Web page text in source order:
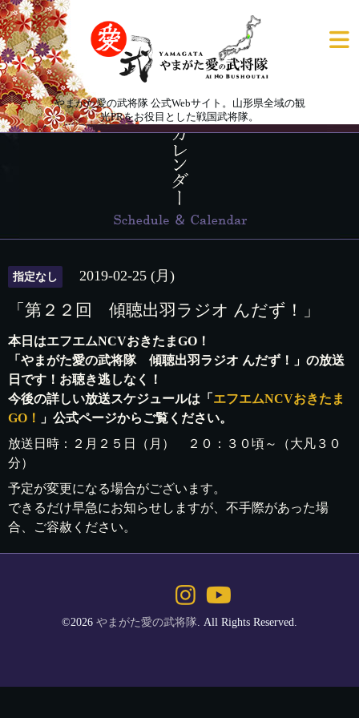
やまがた愛の武将隊 公式Webサイト。山形県全域の観
光PRをお役目とした戦国武将隊。
指定なし 2019-02-25 (月)
「第２２回 傾聴出羽ラジオ んだず！」
本日はエフエムNCVおきたまGO！
「やまがた愛の武将隊 傾聴出羽ラジオ んだず！」の放送
日です！お聴き逃しなく！
今後の詳しい放送スケジュールは「 エフエムNCVおきたま
GO！
」公式ページからご覧ください。
放送日時：２月２５日（月） ２０：３０頃～（大凡３０
分）
予定が変更になる場合がございます。
できるだけ早急にお知らせしますが、不手際があった場
合、ご容赦ください。
©2026 やまがた愛の武将隊 . All Rights Reserved.